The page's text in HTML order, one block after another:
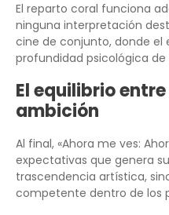
El reparto coral funciona
ninguna interpretación
cine de conjunto, donde el
profundidad psicológica de
El equilibrio
ambición
Al final, «Ahora me ves:
expectativas que genera
trascendencia artística,
competente dentro de los